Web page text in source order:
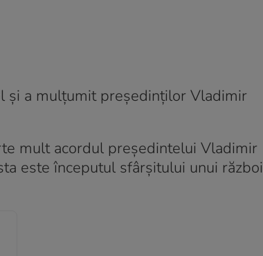
și a mulțumit președinților Vladimir
mult acordul președintelui Vladimir
este începutul sfârșitului unui război